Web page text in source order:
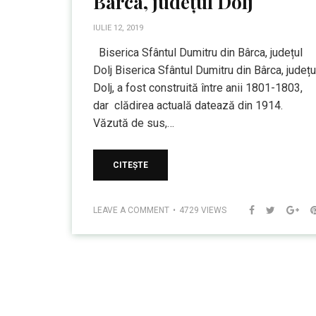
IULIE 12, 2019
Biserica Sfântul Dumitru din Bârca, județul
Dolj Biserica Sfântul Dumitru din Bârca,
Dolj, a fost construită între anii 1801-1803,
dar clădirea actuală datează din 1914.
Văzută de sus,…
CITEȘTE
LEAVE A COMMENT 4729 VIEWS